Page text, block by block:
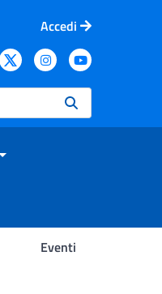
Accedi
Eventi